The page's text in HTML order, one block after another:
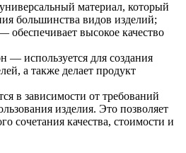
материал, который
большинства видов изделий;
обеспечивает высокое качество
— используется для создания
а также делает продукт
в зависимости от требований
изделия. Это позволяет
сочетания качества, стоимости и